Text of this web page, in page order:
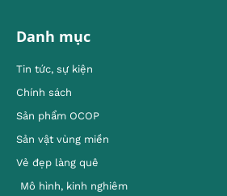
Danh mục
Tin tức, sự kiện
Chính sách
Sản phẩm OCOP
Sản vật vùng miền
Vẻ đẹp làng quê
Mô hình, kinh nghiêm